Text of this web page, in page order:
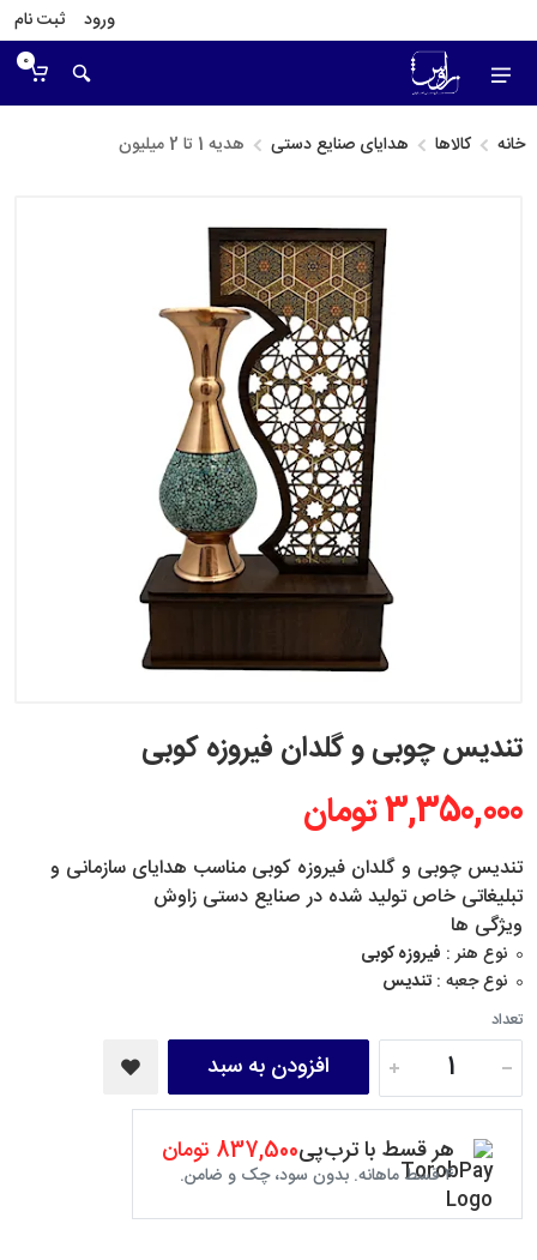
ورود ثبت نام
0
خانه کالاها هدایای صنایع دستی هدیه 1 تا 2 میلیون
تندیس چوبی و گلدان فیروزه کوبی
3,350,000 تومان
تندیس چوبی و گلدان فیروزه کوبی مناسب هدایای سازمانی و
تبلیغاتی خاص تولید شده در صنایع دستی زاوش
ویژگی ها
نوع هنر : فیروزه کوبی
نوع جعبه : تندیس
تعداد
افزودن به سبد
هر قسط با ترب‌پی837,500 تومان
۴ قسط ماهانه. بدون سود، چک و ضامن.